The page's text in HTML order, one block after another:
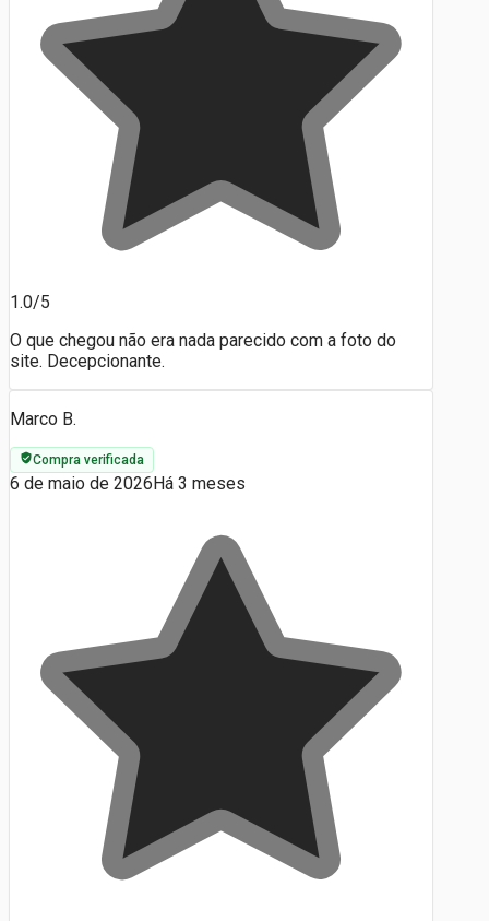
1.0/5
O que chegou não era nada parecido com a foto do
site. Decepcionante.
Marco B.
Compra verificada
6 de maio de 2026 Há 3 meses